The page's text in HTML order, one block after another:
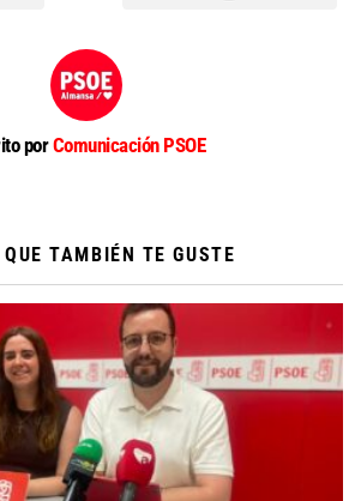
porComunicación PSOE
QUE TAMBIÉN TE GUSTE